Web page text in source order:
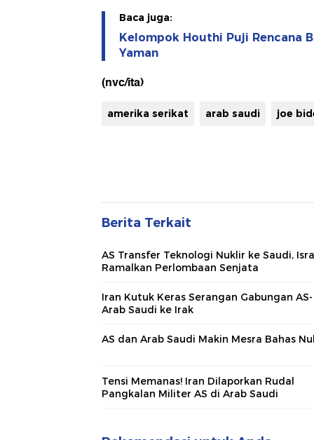
Baca juga:
Kelompok Houthi Puji Rencana
Yaman
(nvc/ita)
amerika serikat arab saudi joe
Berita Terkait
AS Transfer Teknologi Nuklir ke Saudi,
Ramalkan Perlombaan Senjata
Iran Kutuk Keras Serangan Gabungan AS-
Arab Saudi ke Irak
AS dan Arab Saudi Makin Mesra Bahas
Tensi Memanas! Iran Dilaporkan Rudal
Pangkalan Militer AS di Arab Saudi